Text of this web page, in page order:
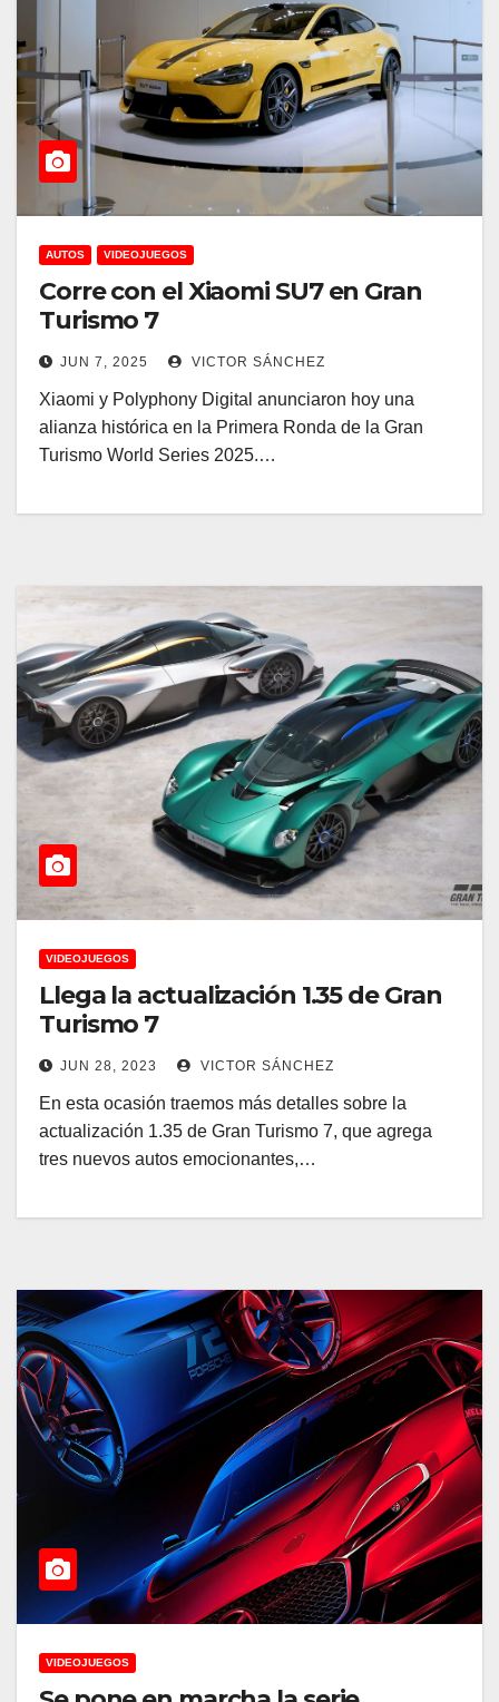
AUTOS VIDEOJUEGOS
Corre con el Xiaomi SU7 en Gran
Turismo 7
JUN 7, 2025 VICTOR SÁNCHEZ
Xiaomi y Polyphony Digital anunciaron hoy una
alianza histórica en la Primera Ronda de la Gran
Turismo World Series 2025.…
VIDEOJUEGOS
Llega la actualización 1.35 de Gran
Turismo 7
JUN 28, 2023 VICTOR SÁNCHEZ
En esta ocasión traemos más detalles sobre la
actualización 1.35 de Gran Turismo 7, que agrega
tres nuevos autos emocionantes,…
VIDEOJUEGOS